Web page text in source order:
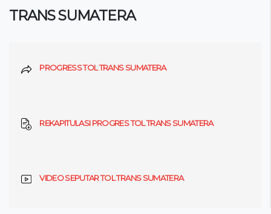
TRANS SUMATERA
PROGRESS TOL TRANS SUMATERA
REKAPITULASI PROGRES TOL TRANS SUMATERA
VIDEO SEPUTAR TOL TRANS SUMATERA